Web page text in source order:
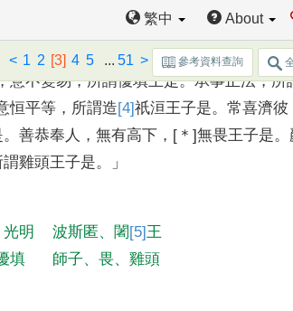
繁中 About
< 1 2 [3] 4 5 ... 51 > 參考資料查詢
所謂[2] 毘沙王是。所施狹
[＊] 王波斯匿是 。得無根善信，起歡喜心
意不變易，所謂優填王是。承事正法，所
恒平等 ， 所謂造[4]祇洹王子是。 常喜濟彼
。 善恭奉人 ， 無有高下 ， [＊]無畏王子是。
謂雞頭王子是。」
光明 波斯匿、 闍[5]王
填 師子、 畏、 雞頭